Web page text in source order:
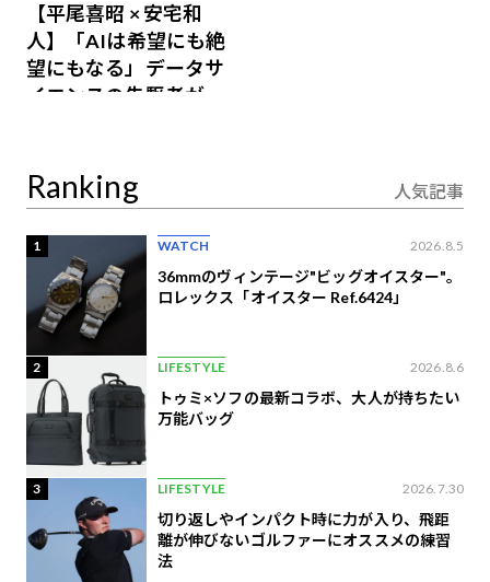
【平尾喜昭 × 安宅和
人】「AIは希望にも絶
望にもなる」データサ
イエンスの先駆者が語
Ranking 人気記事
1 WATCH 2026.8.5
36mmのヴィンテージ"ビッグオイスター"。
ロレックス「オイスター Ref.6424」
2 LIFESTYLE 2026.8.6
トゥミ×ソフの最新コラボ、大人が持ちたい
万能バッグ
3 LIFESTYLE 2026.7.30
切り返しやインパクト時に力が入り、飛距
離が伸びないゴルファーにオススメの練習
法